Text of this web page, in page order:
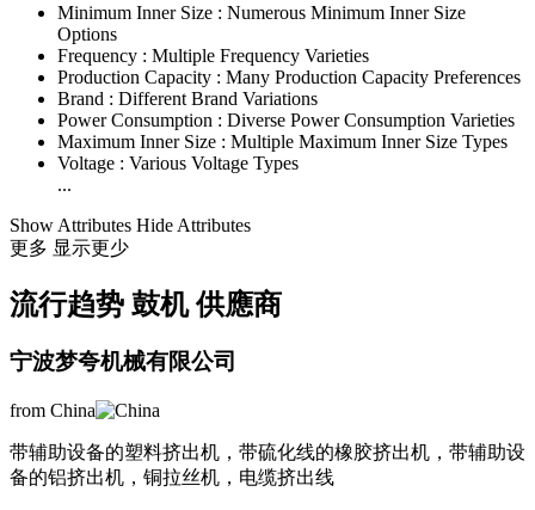
Minimum Inner Size : Numerous Minimum Inner Size
Options
Frequency : Multiple Frequency Varieties
Production Capacity : Many Production Capacity Preferences
Brand : Different Brand Variations
Power Consumption : Diverse Power Consumption Varieties
Maximum Inner Size : Multiple Maximum Inner Size Types
Voltage : Various Voltage Types
...
Show Attributes Hide Attributes
更多 显示更少
流行趋势 鼓机 供應商
宁波梦夸机械有限公司
from China
带辅助设备的塑料挤出机，带硫化线的橡胶挤出机，带辅助设
备的铝挤出机，铜拉丝机，电缆挤出线